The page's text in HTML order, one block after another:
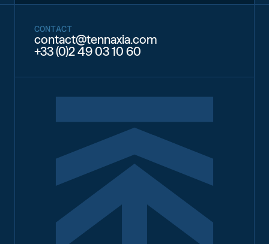
CONTACT
contact@tennaxia.com
+33 (0)2 49 03 10 60